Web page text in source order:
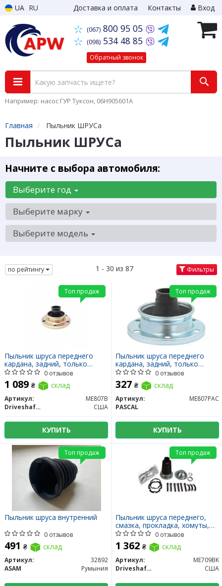
UA RU Доставка и оплата Контакты Вход
(067) 800 95 05
(098) 534 48 85
Обратный звонок
Например: насос ГУР Туксон, 06H905601A
Главная Пыльник ШРУСа
Пыльник ШРУСа
Начните с выбора автомобиля:
Выберите год
Выберите марку
Выберите модель
по рейтингу 1 - 30 из 87 Фильтры
Пыльник шруса переднего
кардана, задний, только
пыльник
0 отзывов
1 089 ₴ склад
Артикул:
ME807B
DriveshaftParts
США
КУПИТЬ
Топ продаж
Пыльник шруса переднего
кардана, задний, только
пыльник
0 отзывов
327 ₴ склад
Артикул:
ME807PAC
PASCAL
КУПИТЬ
Топ продаж
Пыльник шруса внутренний
0 отзывов
491 ₴ склад
Артикул:
32892
ASAM
Румыния
Топ продаж
Пыльник шруса переднего,
смазка, прокладка, хомуты,
болты
0 отзывов
1 362 ₴ склад
Артикул:
ME709BK
DriveshaftParts
США
Топ продаж